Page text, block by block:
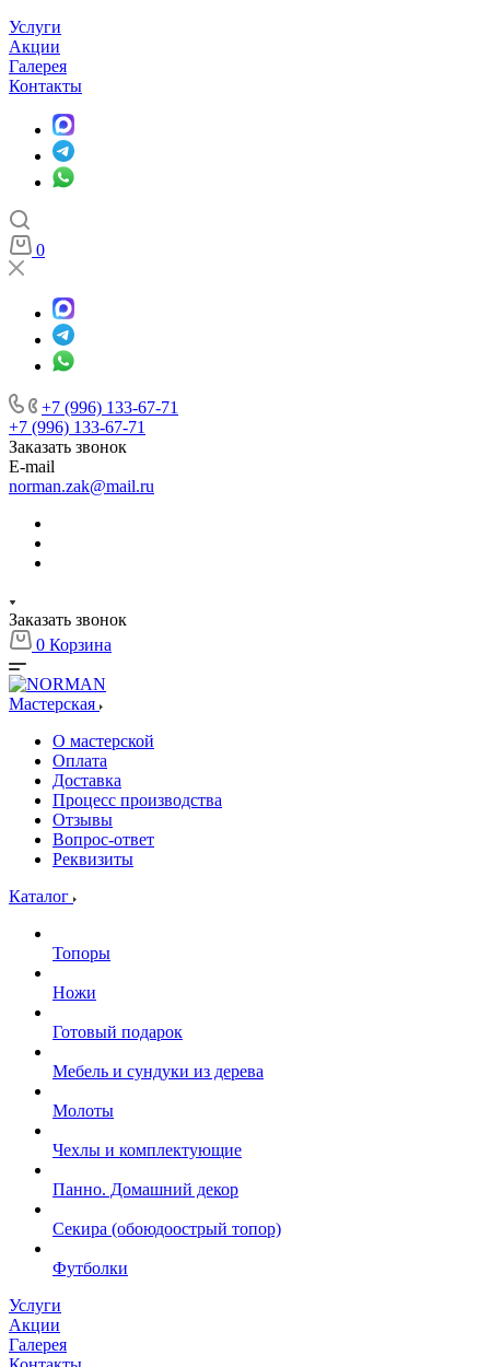
Услуги
Акции
Галерея
Контакты
0
+7 (996) 133-67-71
+7 (996) 133-67-71
Заказать звонок
E-mail
norman.zak@mail.ru
Заказать звонок
0 Корзина
Мастерская
О мастерской
Оплата
Доставка
Процесс производства
Отзывы
Вопрос-ответ
Реквизиты
Каталог
Топоры
Ножи
Готовый подарок
Мебель и сундуки из дерева
Молоты
Чехлы и комплектующие
Панно. Домашний декор
Секира (обоюдоострый топор)
Футболки
Услуги
Акции
Галерея